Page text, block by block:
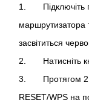
1. Підключіть
маршрутизатора
засвітиться
2. Натисніть
3. Протягом 2
RESET/WPS на